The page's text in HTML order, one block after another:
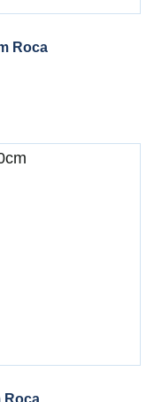
Roca
Roca